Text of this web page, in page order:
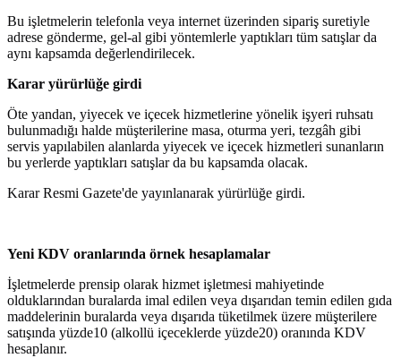
Bu işletmelerin telefonla veya internet üzerinden sipariş suretiyle
adrese gönderme, gel-al gibi yöntemlerle yaptıkları tüm satışlar da
aynı kapsamda değerlendirilecek.
Karar yürürlüğe girdi
Öte yandan, yiyecek ve içecek hizmetlerine yönelik işyeri ruhsatı
bulunmadığı halde müşterilerine masa, oturma yeri, tezgâh gibi
servis yapılabilen alanlarda yiyecek ve içecek hizmetleri sunanların
bu yerlerde yaptıkları satışlar da bu kapsamda olacak.
Karar Resmi Gazete'de yayınlanarak yürürlüğe girdi.
Yeni KDV oranlarında örnek hesaplamalar
İşletmelerde prensip olarak hizmet işletmesi mahiyetinde
olduklarından buralarda imal edilen veya dışarıdan temin edilen gıda
maddelerinin buralarda veya dışarıda tüketilmek üzere müşterilere
satışında yüzde10 (alkollü içeceklerde yüzde20) oranında KDV
hesaplanır.